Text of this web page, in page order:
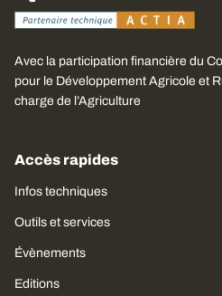
Avec la participation financière du
pour le Développement Agricole et
charge de l’Agriculture
Accès rapides
Infos techniques
Outils et services
Évènements
Editions